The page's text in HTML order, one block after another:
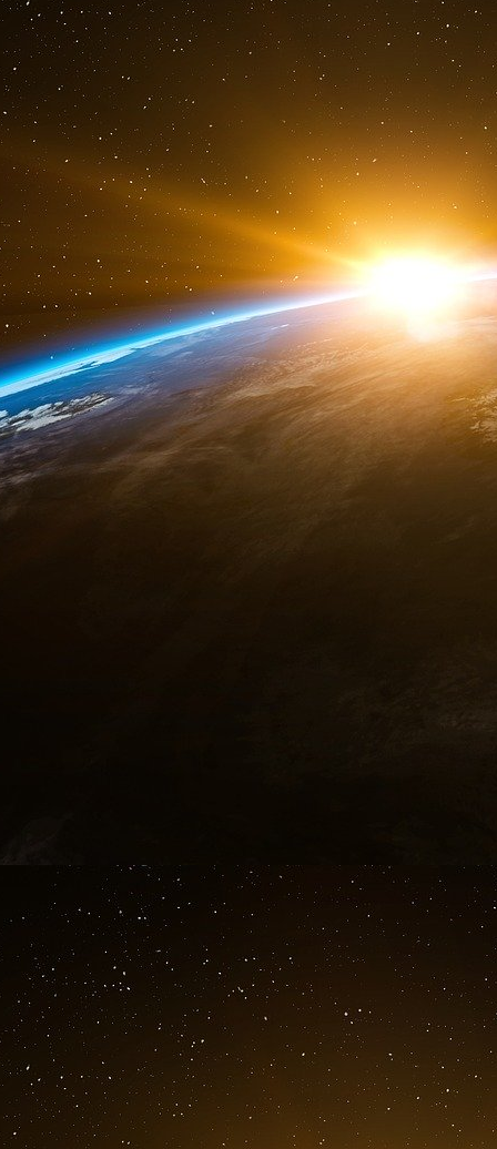
« Nous sommes exposés aux efforts
déstabiliser l’ensemble des Balkans
du Kosovo à l’Otan est devenue un impératif
« Nous exprimons notre espoir et nos
influence pour soutenir activement et faire
l’Otan pour le Kosovo », a echaîné la
La demande de Pristina n’a pas que très
tant les usages sont bousculés ces dernier
province serbe ayant proclamé son
militaire menée par l’Otan contre la
membres de l’Alliance. Ce qui n’est pas le
Grèce et la Slovaquie ne reconnaissant pas le
mise pour accueillir un nouveau membre
irréalisable en l’état.
Cela étant, le Kosovo n’a pas forcément
de l’Alliance y sont déjà déployées depuis